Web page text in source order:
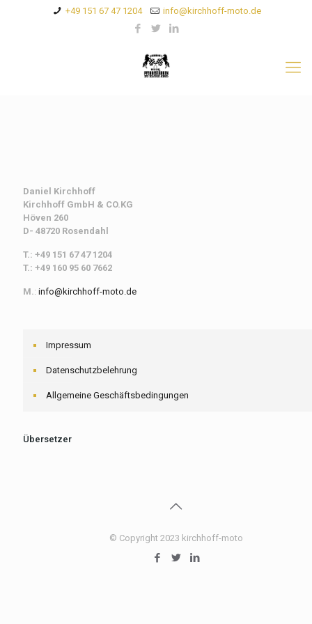
+49 151 67 47 1204 info@kirchhoff-moto.de
Daniel Kirchhoff
Kirchhoff GmbH & CO.KG
Höven 260
D- 48720 Rosendahl
T.: +49 151 67 47 1204
T.: +49 160 95 60 7662
M.: info@kirchhoff-moto.de
Impressum
Datenschutzbelehrung
Allgemeine Geschäftsbedingungen
Übersetzer
© Copyright 2023 kirchhoff-moto